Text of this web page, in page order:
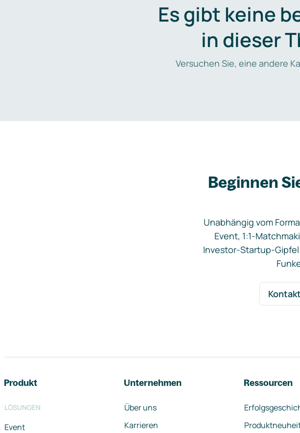
Es gibt keine
in dieser
Versuchen Sie, eine andere
Beginnen
Unabhängig vom
Event, 1:1-
Investor-Startup-
Produkt
LÖSUNGEN
Event
Unternehmen
Über uns
Karrieren
Ressourcen